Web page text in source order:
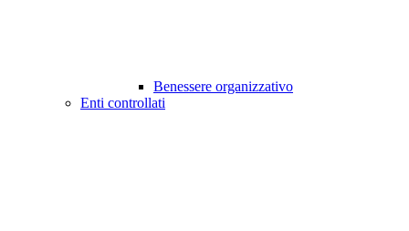
Benessere organizzativo
Enti controllati